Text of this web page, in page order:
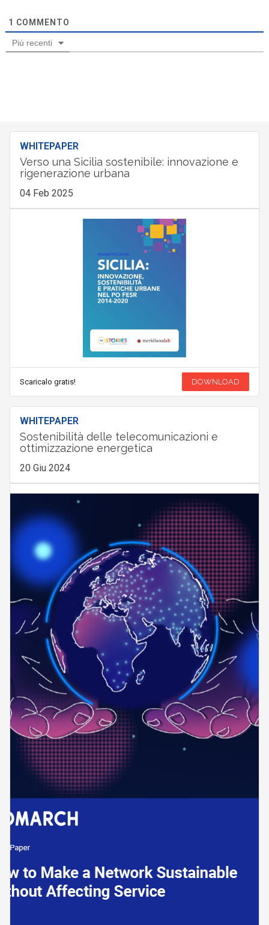
1 COMMENTO
Più recenti
WHITEPAPER
Verso una Sicilia sostenibile: innovazione e
rigenerazione urbana
04 Feb 2025
Scaricalo gratis! DOWNLOAD
WHITEPAPER
Sostenibilità delle telecomunicazioni e
ottimizzazione energetica
20 Giu 2024